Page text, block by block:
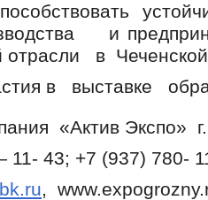
и
в
в выставке
«Актив Экспо»
43; +7 (937) 780-
,